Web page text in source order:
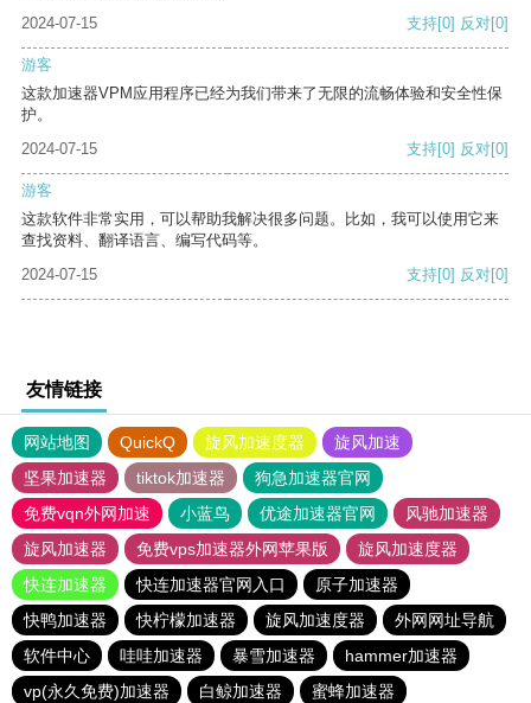
2024-07-15
支持[0] 反对[0]
游客
这款加速器VPM应用程序已经为我们带来了无限的流畅体验和安全性保
护。
2024-07-15
支持[0] 反对[0]
游客
这款软件非常实用，可以帮助我解决很多问题。比如，我可以使用它来
查找资料、翻译语言、编写代码等。
2024-07-15
支持[0] 反对[0]
友情链接
网站地图 QuickQ 旋风加速度器
旋风加速
坚果加速器
tiktok加速器
狗急加速器官网
免费vqn外网加速
小蓝鸟 优途加速器官网
风驰加速器
旋风加速器
免费vps加速器外网苹果版
旋风加速度器
快连加速器
快连加速器官网入口
原子加速器
快鸭加速器
快柠檬加速器 旋风加速度器
外网网址导航
软件中心
哇哇加速器 暴雪加速器
hammer加速器
vp(永久免费)加速器
白鲸加速器 蜜蜂加速器